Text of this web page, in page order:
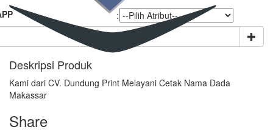
:
Deskripsi Produk
Kami dari CV. Dundung Print Melayani Cetak Nama Dada
Makassar
Share